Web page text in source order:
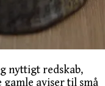
nyttigt redskab,
aviser til små